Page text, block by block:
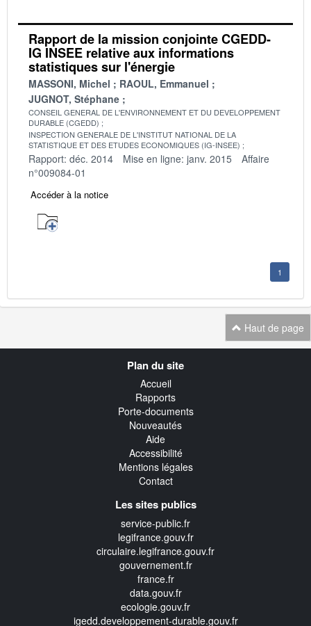
Rapport de la mission conjointe CGEDD-
IG INSEE relative aux informations
statistiques sur l'énergie
MASSONI, Michel
RAOUL, Emmanuel
JUGNOT, Stéphane
CONSEIL GENERAL DE L'ENVIRONNEMENT ET DU DEVELOPPEMENT
DURABLE (CGEDD)
INSPECTION GENERALE DE L'INSTITUT NATIONAL DE LA
STATISTIQUE ET DES ETUDES ECONOMIQUES (IG-INSEE)
Rapport: déc. 2014 Mise en ligne: janv. 2015
Affaire
n°009084-01
Accéder à la notice
1
Haut de page
Plan du site
Accueil
Rapports
Porte-documents
Nouveautés
Aide
Accessibilité
Mentions légales
Contact
Les sites publics
service-public.fr
legifrance.gouv.fr
circulaire.legifrance.gouv.fr
gouvernement.fr
france.fr
data.gouv.fr
ecologie.gouv.fr
igedd.developpement-durable.gouv.fr